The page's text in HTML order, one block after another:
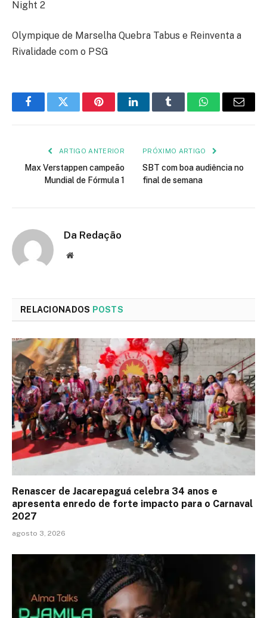
Night 2
Olympique de Marselha Quebra Tabus e Reinventa a
Rivalidade com o PSG
FacebookTwitter PinterestLinkedInTumblr WhatsApp
E-
ARTIGO ANTERIOR
Max Verstappen campeão
Mundial de Fórmula 1
PRÓXIMO ARTIGO
SBT com boa audiência no
final de semana
Da Redação
Site
RELACIONADOS POSTS
Renascer de Jacarepaguá celebra 34 anos e
apresenta enredo de forte impacto para o Carnaval
2027
agosto 3, 2026